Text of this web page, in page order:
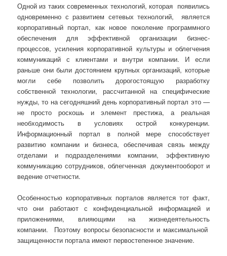
Одной из таких современных технологий, которая появились
одновременно с развитием сетевых технологий, является
корпоративный портал, как новое поколение программного
обеспечения для эффективной организации бизнес-
процессов, усиления корпоративной культуры и облегчения
коммуникаций с клиентами и внутри компании. И если
раньше они были достоянием крупных организаций, которые
могли себе позволить дорогостоящую разработку
собственной технологии, рассчитанной на специфические
нужды, то на сегодняшний день корпоративный портал это —
не просто роскошь и элемент престижа, а реальная
необходимость в условиях острой конкуренции.
Информационный портал в полной мере способствует
развитию компании и бизнеса, обеспечивая связь между
отделами и подразделениями компании, эффективную
коммуникацию сотрудников, облегченная документооборот и
ведение отчетности.
Особенностью корпоративных порталов является тот факт,
что они работают с конфиденциальной информацией и
приложениями, влияющими на жизнедеятельность
компании. Поэтому вопросы безопасности и максимальной
защищенности портала имеют первостепенное значение.